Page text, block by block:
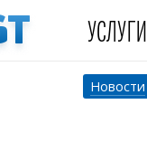
УСЛУГИ
Новости